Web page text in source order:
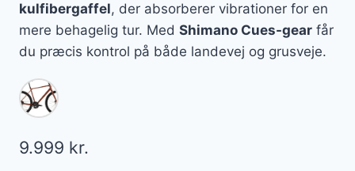
kulfibergaffel, der absorberer vibrationer for en
mere behagelig tur. Med Shimano Cues-gear får
du præcis kontrol på både landevej og grusveje.
9.999 kr.